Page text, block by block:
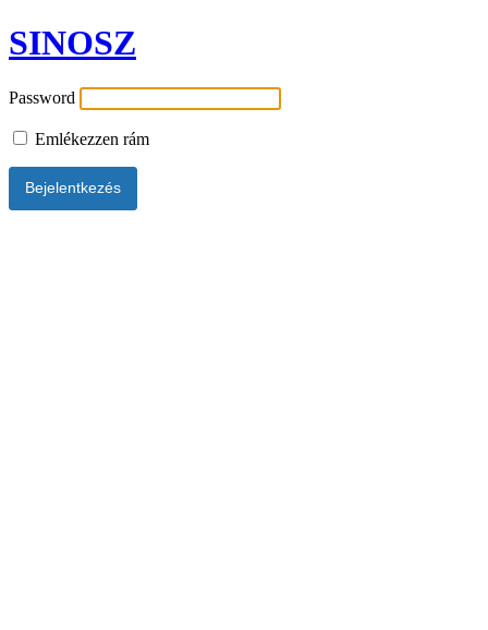
SINOSZ
Password
Emlékezzen rám